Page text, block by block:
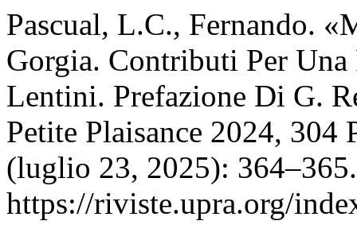
Pascual, L.C., Fernando.
Gorgia. Contributi Per
Lentini. Prefazione Di G.
Petite Plaisance 2024, 304
(luglio 23, 2025):
https://riviste.upra.org/